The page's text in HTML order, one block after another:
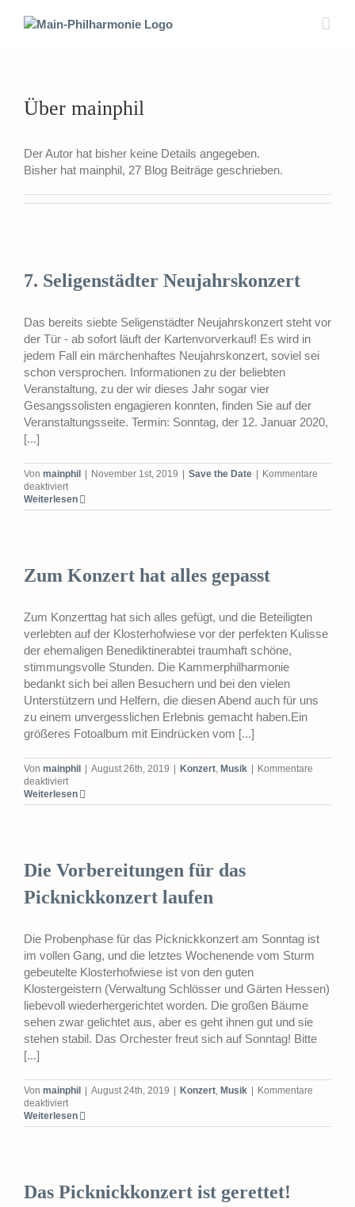
Inhalt
Über mainphil
Der Autor hat bisher keine Details angegeben.
Bisher hat mainphil, 27 Blog Beiträge geschrieben.
7. Seligenstädter Neujahrskonzert
Das bereits siebte Seligenstädter Neujahrskonzert steht vor
der Tür - ab sofort läuft der Kartenvorverkauf! Es wird in
jedem Fall ein märchenhaftes Neujahrskonzert, soviel sei
schon versprochen. Informationen zu der beliebten
Veranstaltung, zu der wir dieses Jahr sogar vier
Gesangssolisten engagieren konnten, finden Sie auf der
Veranstaltungsseite. Termin: Sonntag, der 12. Januar 2020,
[...]
Von mainphil November 1st, 2019 Save the Date
Kommentare
deaktiviertfür
7.
Seligenstädter
Weiterlesen
Zum Konzert hat alles gepasst
Zum Konzerttag hat sich alles gefügt, und die Beteiligten
verlebten auf der Klosterhofwiese vor der perfekten Kulisse
der ehemaligen Benediktinerabtei traumhaft schöne,
stimmungsvolle Stunden. Die Kammerphilharmonie
bedankt sich bei allen Besuchern und bei den vielen
Unterstützern und Helfern, die diesen Abend auch für uns
zu einem unvergesslichen Erlebnis gemacht haben.Ein
größeres Fotoalbum mit Eindrücken vom [...]
Von mainphil August 26th, 2019 Konzert, Musik
Kommentare
deaktiviertfür
Zum
Konzert
Weiterlesen
Die Vorbereitungen für das
Picknickkonzert laufen
Die Probenphase für das Picknickkonzert am Sonntag ist
im vollen Gang, und die letztes Wochenende vom Sturm
gebeutelte Klosterhofwiese ist von den guten
Klostergeistern (Verwaltung Schlösser und Gärten Hessen)
liebevoll wiederhergerichtet worden. Die großen Bäume
sehen zwar gelichtet aus, aber es geht ihnen gut und sie
stehen stabil. Das Orchester freut sich auf Sonntag! Bitte
[...]
Von mainphil August 24th, 2019 Konzert, Musik
Kommentare
deaktiviertfür
Die
Vorbereitungen
Weiterlesen
Das Picknickkonzert ist gerettet!